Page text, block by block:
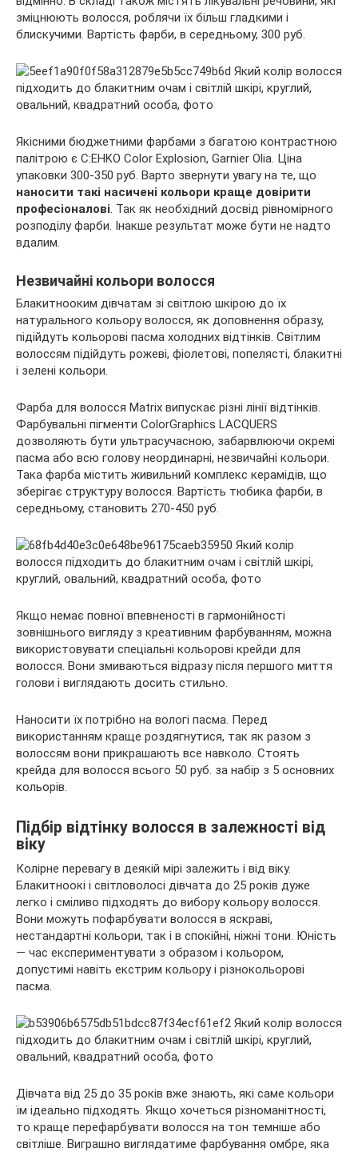
зміцнюють волосся, роблячи їх більш гладкими і
блискучими. Вартість фарби, в середньому, 300 руб.
Якісними бюджетними фарбами з багатою контрастною
палітрою є C:EHKO Color Explosion, Garnier Olia. Ціна
упаковки 300-350 руб. Варто звернути увагу на те, що
наносити такі насичені кольори краще довірити
професіоналові. Так як необхідний досвід рівномірного
розподілу фарби. Інакше результат може бути не надто
вдалим.
Незвичайні кольори волосся
Блакитнооким дівчатам зі світлою шкірою до їх
натурального кольору волосся, як доповнення образу,
підійдуть кольорові пасма холодних відтінків. Світлим
волоссям підійдуть рожеві, фіолетові, попелясті, блакитні
і зелені кольори.
Фарба для волосся Matrix випускає різні лінії відтінків.
Фарбувальні пігменти ColorGraphics LACQUERS
дозволяють бути ультрасучасною, забарвлюючи окремі
пасма або всю голову неординарні, незвичайні кольори.
Така фарба містить живильний комплекс керамідів, що
зберігає структуру волосся. Вартість тюбика фарби, в
середньому, становить 270-450 руб.
Якщо немає повної впевненості в гармонійності
зовнішнього вигляду з креативним фарбуванням, можна
використовувати спеціальні кольорові крейди для
волосся. Вони змиваються відразу після першого миття
голови і виглядають досить стильно.
Наносити їх потрібно на вологі пасма. Перед
використанням краще роздягнутися, так як разом з
волоссям вони прикрашають все навколо. Стоять
крейда для волосся всього 50 руб. за набір з 5 основних
кольорів.
Підбір відтінку волосся в залежності від
віку
Колірне перевагу в деякій мірі залежить і від віку.
Блакитноокі і світловолосі дівчата до 25 років дуже
легко і сміливо підходять до вибору кольору волосся.
Вони можуть пофарбувати волосся в яскраві,
нестандартні кольори, так і в спокійні, ніжні тони. Юність
— час експериментувати з образом і кольором,
допустимі навіть екстрим кольору і різнокольорові
пасма.
Дівчата від 25 до 35 років вже знають, які саме кольори
їм ідеально підходять. Якщо хочеться різноманітності,
то краще перефарбувати волосся на тон темніше або
світліше. Виграшно виглядатиме фарбування омбре, яка